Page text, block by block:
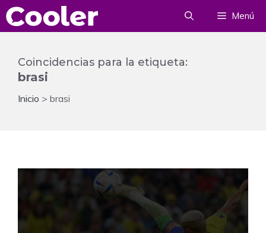
Saltar
al
Menú
Coincidencias para la etiqueta:
brasi
Inicio > brasi